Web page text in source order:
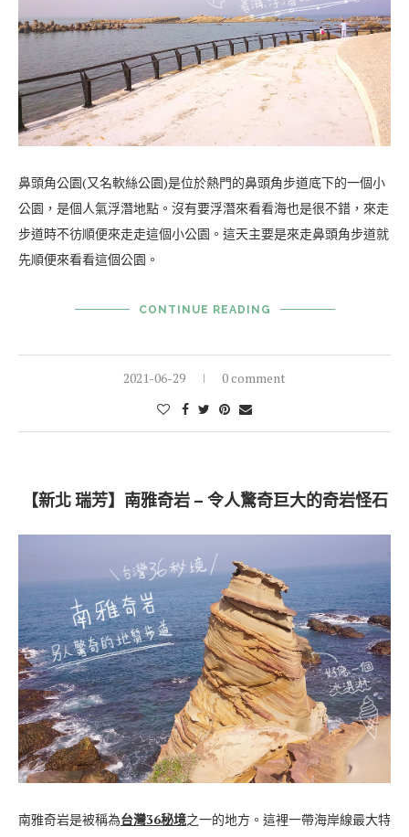
鼻頭角公園(又名軟絲公園)是位於熱門的鼻頭角步道底下的一個小
公園，是個人氣浮潛地點。沒有要浮潛來看看海也是很不錯，來走
步道時不彷順便來走走這個小公園。這天主要是來走鼻頭角步道就
先順便來看看這個公園。
CONTINUE READING
2021-06-29 0 comment
【新北 瑞芳】南雅奇岩 – 令人驚奇巨大的奇岩怪石
南雅奇岩是被稱為台灣36秘境之一的地方。這裡一帶海岸線最大特